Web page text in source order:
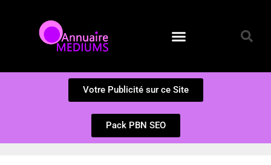
Votre Publicité sur ce Site
Pack PBN SEO